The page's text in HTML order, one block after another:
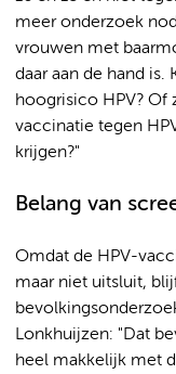
meer onderzoek
vrouwen met
daar aan de hand is.
hoogrisico HPV? Of
vaccinatie tegen
krijgen?"
Belang van
Omdat de HPV-
maar niet uitsluit,
Lonkhuijzen: "Dat
heel makkelijk met